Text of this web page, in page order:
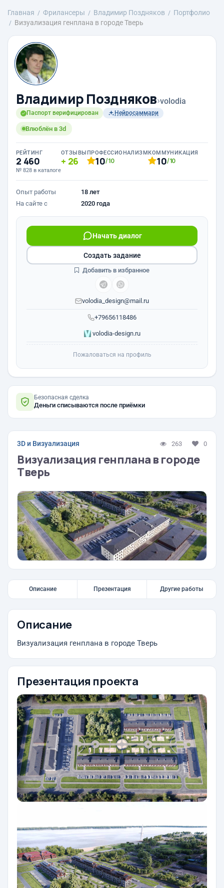
Главная Фрилансеры Владимир Поздняков
Портфолио
Визуализация генплана в городе Тверь
Владимир Поздняков›volodia
Паспорт верифицирован Нейросаммари
Влюблён в 3d
РЕЙТИНГ
2 460
№ 828 в каталоге
ОТЗЫВЫ
26
ПРОФЕССИОНАЛИЗМ
10/10
КОММУНИКАЦИЯ
10/10
Опыт работы
18 лет
На сайте с
2020 года
+79656118486
Начать диалог
volodia_design@mail.ru
volodia-design.ru
Создать задание
Добавить в избранное
Пожаловаться на профиль
Безопасная сделка
Деньги списываются после приёмки
3D и Визуализация 263 0
Визуализация генплана в городе
Тверь
Описание Презентация Другие работы
Описание
Визуализация генплана в городе Тверь
Презентация проекта